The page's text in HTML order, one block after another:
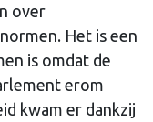
over
Het is een
is omdat de
erom
kwam er dankzij